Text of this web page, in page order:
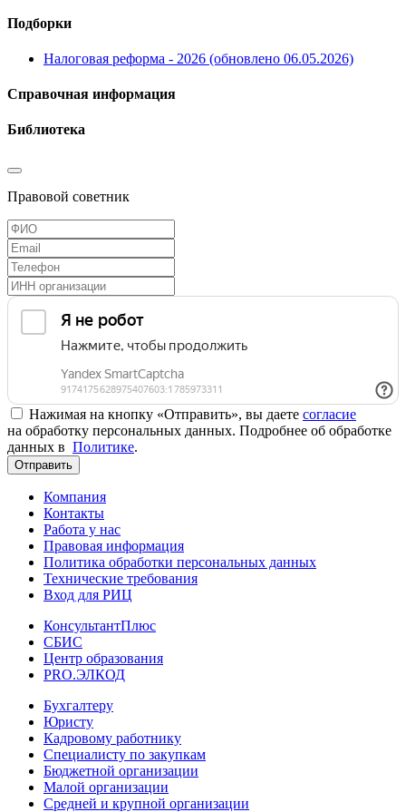
Подборки
Налоговая реформа - 2026 (обновлено 06.05.2026)
Справочная информация
Библиотека
Правовой советник
Нажимая на кнопку «Отправить», вы даете согласие
на обработку персональных данных. Подробнее об обработке
данных в Политике.
Отправить
Компания
Контакты
Работа у нас
Правовая информация
Политика обработки персональных данных
Технические требования
Вход для РИЦ
КонсультантПлюс
СБИС
Центр образования
PRO.ЭЛКОД
Бухгалтеру
Юристу
Кадровому работнику
Специалисту по закупкам
Бюджетной организации
Малой организации
Средней и крупной организации